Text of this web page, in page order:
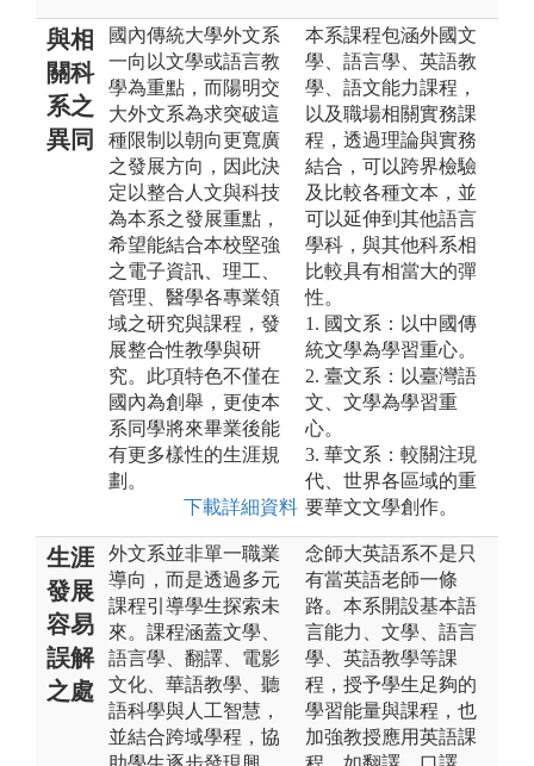
與相
關科
系之
異同
國內傳統大學外文系
一向以文學或語言教
學為重點，而陽明交
大外文系為求突破這
種限制以朝向更寬廣
之發展方向，因此決
定以整合人文與科技
為本系之發展重點，
希望能結合本校堅強
之電子資訊、理工、
管理、醫學各專業領
域之研究與課程，發
展整合性教學與研
究。此項特色不僅在
國內為創舉，更使本
系同學將來畢業後能
有更多樣性的生涯規
劃。
下載詳細資料
本系課程包涵外國文
學、語言學、英語教
學、語文能力課程，
以及職場相關實務課
程，透過理論與實務
結合，可以跨界檢驗
及比較各種文本，並
可以延伸到其他語言
學科，與其他科系相
比較具有相當大的彈
性。
1. 國文系：以中國傳
統文學為學習重心。
2. 臺文系：以臺灣語
文、文學為學習重
心。
3. 華文系：較關注現
代、世界各區域的重
要華文文學創作。
生涯
發展
容易
誤解
之處
外文系並非單一職業
導向，而是透過多元
課程引導學生探索未
來。課程涵蓋文學、
語言學、翻譯、電影
文化、華語教學、聽
語科學與人工智慧，
並結合跨域學程，協
念師大英語系不是只
有當英語老師一條
路。本系開設基本語
言能力、文學、語言
學、英語教學等課
程，授予學生足夠的
學習能量與課程，也
加強教授應用英語課